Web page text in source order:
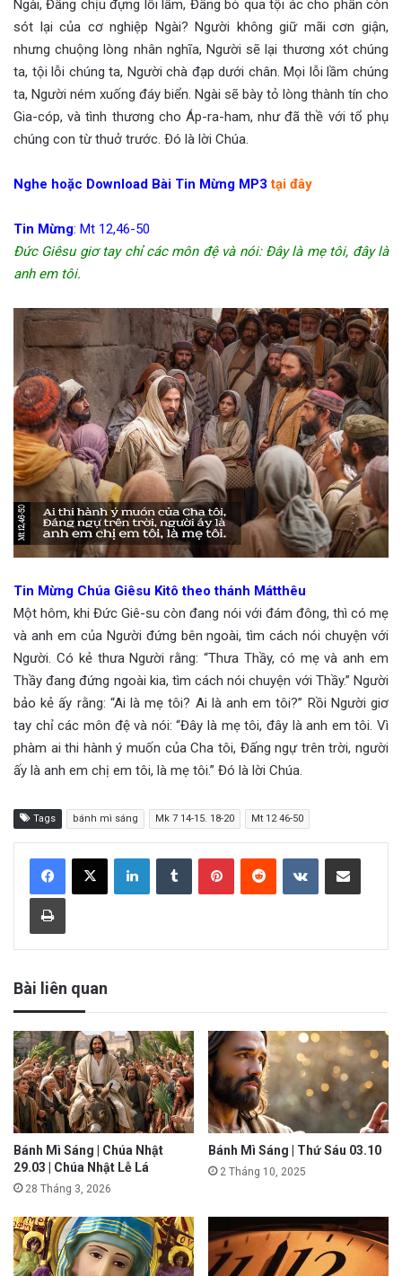
Ngài, Đấng chịu đựng lỗi lầm, Đấng bỏ qua tội ác cho phần còn
sót lại của cơ nghiệp Ngài? Người không giữ mãi cơn giận,
nhưng chuộng lòng nhân nghĩa, Người sẽ lại thương xót chúng
ta, tội lỗi chúng ta, Người chà đạp dưới chân. Mọi lỗi lầm chúng
ta, Người ném xuống đáy biển. Ngài sẽ bày tỏ lòng thành tín cho
Gia-cóp, và tình thương cho Áp-ra-ham, như đã thề với tổ phụ
chúng con từ thuở trước. Ðó là lời Chúa.
Nghe hoặc Download Bài Tin Mừng MP3tại đây
Tin Mừng: Mt 12,46-50
Đức Giêsu giơ tay chỉ các môn đệ và nói: Đây là mẹ tôi, đây là
anh em tôi.
Tin Mừng Chúa Giêsu Kitô theo thánh Mátthêu
Một hôm, khi Đức Giê-su còn đang nói với đám đông, thì có mẹ
và anh em của Người đứng bên ngoài, tìm cách nói chuyện với
Người. Có kẻ thưa Người rằng: “Thưa Thầy, có mẹ và anh em
Thầy đang đứng ngoài kia, tìm cách nói chuyện với Thầy.” Người
bảo kẻ ấy rằng: “Ai là mẹ tôi? Ai là anh em tôi?” Rồi Người giơ
tay chỉ các môn đệ và nói: “Đây là mẹ tôi, đây là anh em tôi. Vì
phàm ai thi hành ý muốn của Cha tôi, Đấng ngự trên trời, người
ấy là anh em chị em tôi, là mẹ tôi.” Đó là lời Chúa.
Tags bánh mì sáng Mk 7 14-15. 18-20 Mt 12 46-50
Bài liên quan
Bánh Mì Sáng | Chúa Nhật
29.03 | Chúa Nhật Lễ Lá
28 Tháng 3, 2026
Bánh Mì Sáng | Thứ Sáu 03.10
2 Tháng 10, 2025